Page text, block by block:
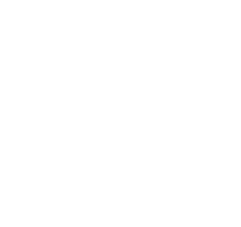
daardoor waardevoller zijn voor
het proces van classificatie zijn,